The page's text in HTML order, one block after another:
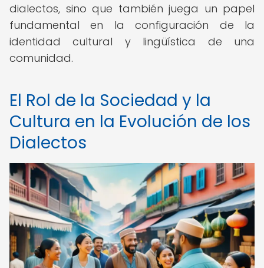
dialectos, sino que también juega un papel
fundamental en la configuración de la
identidad cultural y lingüística de una
comunidad.
El Rol de la Sociedad y la
Cultura en la Evolución de los
Dialectos